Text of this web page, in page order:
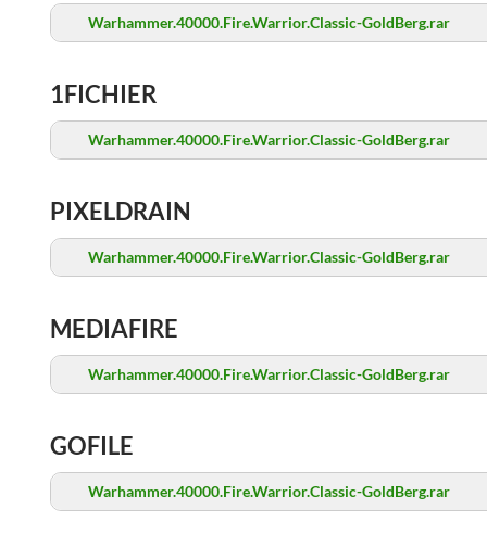
Warhammer.40000.Fire.Warrior.Classic-GoldBerg.rar
1FICHIER
Warhammer.40000.Fire.Warrior.Classic-GoldBerg.rar
PIXELDRAIN
Warhammer.40000.Fire.Warrior.Classic-GoldBerg.rar
MEDIAFIRE
Warhammer.40000.Fire.Warrior.Classic-GoldBerg.rar
GOFILE
Warhammer.40000.Fire.Warrior.Classic-GoldBerg.rar